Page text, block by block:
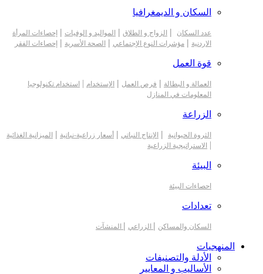
السكان و الديمغرافيا
عدد السكان | الزواج و الطلاق | المواليد و الوفيات | إحصاءات المرأة
الاردنية | مؤشرات النوع الإجتماعي | الصحة الأسرية | إحصاءات الفقر
قوة العمل
العمالة و البطالة | فرص العمل | الإستخدام |
استخدام تكنولوجيا
المعلومات في المنازل
الزراعة
الثروة الحيوانية | الإنتاج النباتي | أسعار زراعية-نباتية | الميزانية الغذائية
| الاستراتيجية الزراعية
البيئة
احصاءات البيئة
تعدادات
السكان والمساكن | الزراعي | المنشآت
المنهجيات
الأدلة والتصنيفات
الأساليب و المعايير